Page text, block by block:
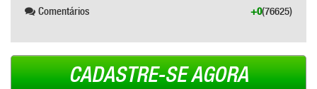
Comentários (76625)
+0
CADASTRE-SE AGORA